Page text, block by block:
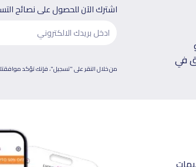
انضم لأكثر من 50,000 متسوق في
اشترك الآن للحصول على نصائح
من خلال النقر على "تسجيل"، فإنك تؤكد